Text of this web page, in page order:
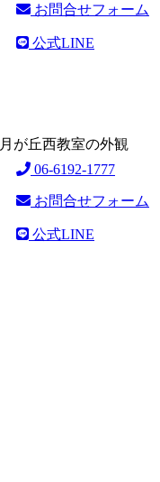
お問合せフォーム
公式LINE
06-6192-1777
お問合せフォーム
公式LINE